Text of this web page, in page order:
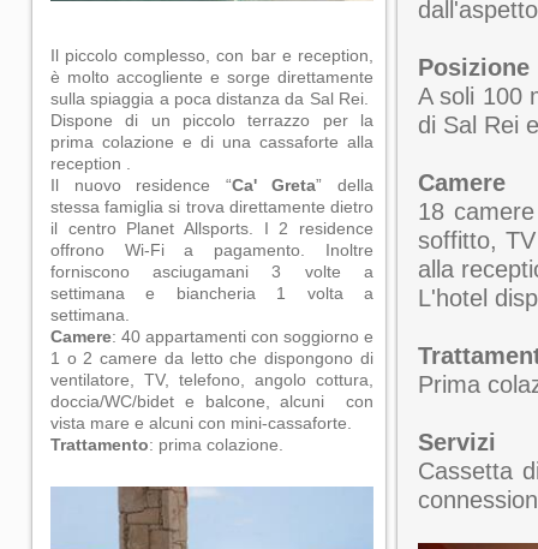
Il piccolo complesso, con bar e reception,
è molto accogliente e sorge direttamente
sulla spiaggia a poca distanza da Sal Rei.
Dispone di un piccolo terrazzo per la
prima colazione e di una cassaforte alla
reception .
Il nuovo residence “Ca' Greta” della
stessa famiglia si trova direttamente dietro
il centro Planet Allsports. I 2 residence
offrono Wi-Fi a pagamento. Inoltre
forniscono asciugamani 3 volte a
settimana e biancheria 1 volta a
settimana.
Camere: 40 appartamenti con soggiorno e
1 o 2 camere da letto che dispongono di
ventilatore, TV, telefono, angolo cottura,
doccia/WC/bidet e balcone, alcuni con
vista mare e alcuni con mini-cassaforte.
Trattamento: prima colazione.
Posizione
A soli 100
di Sal Rei
Camere
18
soffitto,
alla
L'hotel
Prima
Servizi
Cassetta